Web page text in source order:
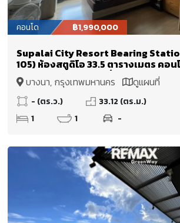
คอนโด ฿1,990,000
Supalai City Resort Bearing
105) ห้องสตูดิโอ 33.5 ตารางเมตร คอ
ปากซอย!! ลงBTS แบริ่งถึงซอยเลย
บางนา, กรุงเทพมหานคร ดูแผนที่
- (ตร.ว.)
33.12 (ตร.ม.)
1
1 -